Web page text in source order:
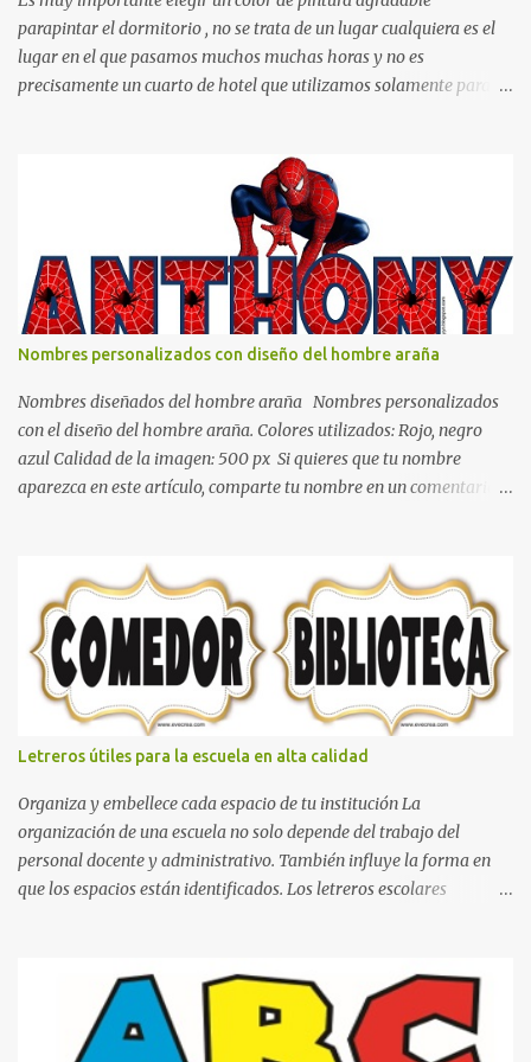
parapintar el dormitorio , no se trata de un lugar cualquiera es el
lugar en el que pasamos muchos muchas horas y no es
precisamente un cuarto de hotel que utilizamos solamente para
cómodo y también para nuestra vista. Te mostramos algunas
sugerencias que pueden brindar la elegancia y estilo que buscas
para tu dormitorio. El color naranja es una buena opción para
recibir esa luz y felicidad que todo ser humano necesita. El color
blanco es ideal para lograr el relax total, es un color que va con
todo y además es color bastante limpio que te dará esa sensación
de calidez. Los colores terra son excelentes para usar en el
dormitorio nos brinda esa sensación de tranquilidad y confort. El
color gris es un color muy relajante y por lo tanto entra en la lista
de colo...
Nombres personalizados con diseño del hombre araña
Nombres diseñados del hombre araña Nombres personalizados
con el diseño del hombre araña. Colores utilizados: Rojo, negro
azul Calidad de la imagen: 500 px Si quieres que tu nombre
aparezca en este artículo, comparte tu nombre en un comentario y
decorar el dormitorio con pósters Cama con diseño de ring de
boxeo Ideas para decoraciones de fiestas infantiles Cosas bonitas
que se pueden hacer con gomas de coche
Letreros útiles para la escuela en alta calidad
Organiza y embellece cada espacio de tu institución La
organización de una escuela no solo depende del trabajo del
personal docente y administrativo. También influye la forma en
que los espacios están identificados. Los letreros escolares
decorativo que hace que la institución luzca más ordenada,
moderna y acogedora. Pensando en esta necesidad, he diseñado
una colección de letreros útiles para la escuela con un estilo